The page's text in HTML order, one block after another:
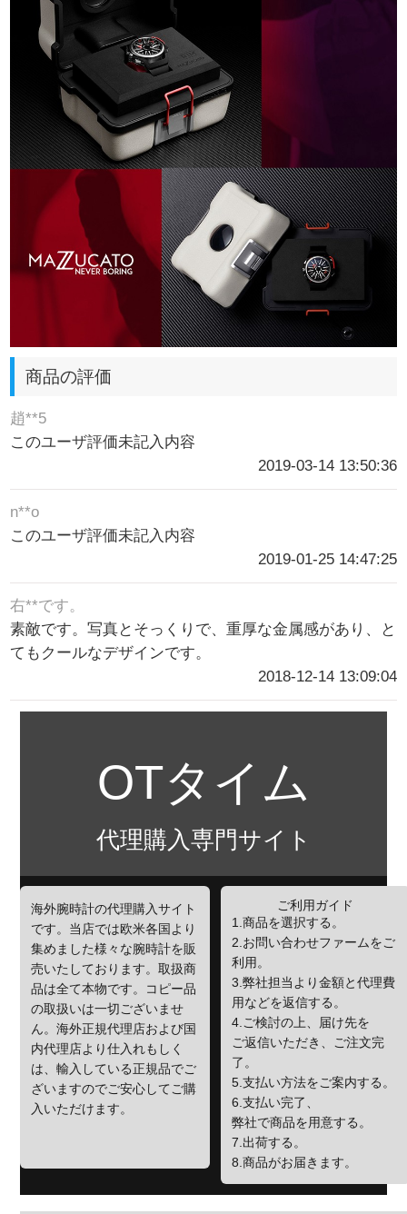
商品の評価
趙**5
このユーザ評価未記入内容
2019-03-14 13:50:36
n**o
このユーザ評価未記入内容
2019-01-25 14:47:25
右**です。
素敵です。写真とそっくりで、重厚な金属感があり、と
てもクールなデザインです。
2018-12-14 13:09:04
OTタイム
代理購入専門サイト
海外腕時計の代理購入サイト
です。当店では欧米各国より
集めました様々な腕時計を販
売いたしております。取扱商
品は全て本物です。コピー品
の取扱いは一切ございませ
ん。海外正規代理店および国
内代理店より仕入れもしく
は、輸入している正規品でご
ざいますのでご安心してご購
入いただけます。
ご利用ガイド
1.商品を選択する。
2.お問い合わせファームをご
利用。
3.弊社担当より金額と代理費
用などを返信する。
4.ご検討の上、届け先を
ご返信いただき、ご注文完
了。
5.支払い方法をご案内する。
6.支払い完了、
弊社で商品を用意する。
7.出荷する。
8.商品がお届きます。